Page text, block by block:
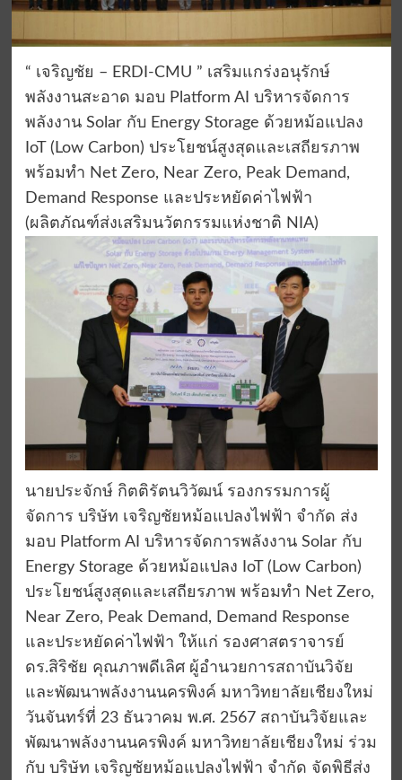
“ เจริญชัย – ERDI-CMU ” เสริมแกร่งอนุรักษ์
พลังงานสะอาด มอบ Platform AI บริหารจัดการ
พลังงาน Solar กับ Energy Storage ด้วยหม้อแปลง
IoT (Low Carbon) ประโยชน์สูงสุดและเสถียรภาพ
พร้อมทำ Net Zero, Near Zero, Peak Demand,
Demand Response และประหยัดค่าไฟฟ้า
(ผลิตภัณฑ์ส่งเสริมนวัตกรรมแห่งชาติ NIA)
นายประจักษ์ กิตติรัตนวิวัฒน์ รองกรรมการผู้
จัดการ บริษัท เจริญชัยหม้อแปลงไฟฟ้า จำกัด ส่ง
มอบ Platform AI บริหารจัดการพลังงาน Solar กับ
Energy Storage ด้วยหม้อแปลง IoT (Low Carbon)
ประโยชน์สูงสุดและเสถียรภาพ พร้อมทำ Net Zero,
Near Zero, Peak Demand, Demand Response
และประหยัดค่าไฟฟ้า ให้แก่ รองศาสตราจารย์
ดร.สิริชัย คุณภาพดีเลิศ ผู้อำนวยการสถาบันวิจัย
และพัฒนาพลังงานนครพิงค์ มหาวิทยาลัยเชียงใหม่
วันจันทร์ที่ 23 ธันวาคม พ.ศ. 2567 สถาบันวิจัยและ
พัฒนาพลังงานนครพิงค์ มหาวิทยาลัยเชียงใหม่ ร่วม
กับ บริษัท เจริญชัยหม้อแปลงไฟฟ้า จำกัด จัดพิธีส่ง